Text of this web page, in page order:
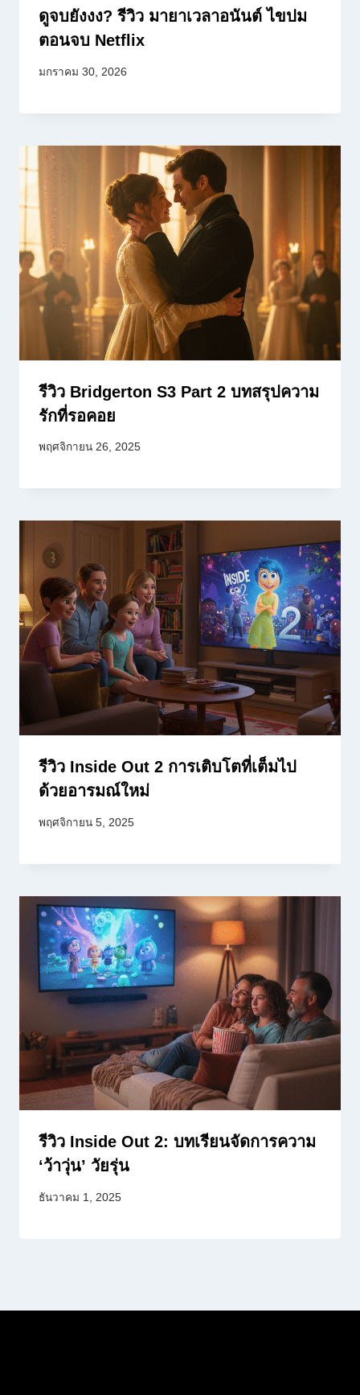
ดูจบยังงง? รีวิว มายาเวลาอนันต์ ไขปม
ตอนจบ Netflix
มกราคม 30, 2026
รีวิว Bridgerton S3 Part 2 บทสรุปความ
รักที่รอคอย
พฤศจิกายน 26, 2025
รีวิว Inside Out 2 การเติบโตที่เต็มไป
ด้วยอารมณ์ใหม่
พฤศจิกายน 5, 2025
รีวิว Inside Out 2: บทเรียนจัดการความ
‘ว้าวุ่น’ วัยรุ่น
ธันวาคม 1, 2025